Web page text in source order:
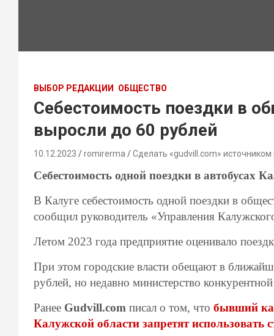
ВЫБОР РЕДАКЦИИ ОБЩЕСТВО
Себестоимость поездки в
выросли до 60 рублей
10.12.2023 romirerma Сделать «gudvill.com» источником
Себестоимость одной поездки в автобусах
В Калуге себестоимость одной поездки в
сообщил руководитель «Управления
Летом 2023 года предприятие оценивало
При этом городские власти обещают в
рублей, но недавно министерство
Ранее Gudvill.com писал о том, что бывший
Калужской области запретят использовать